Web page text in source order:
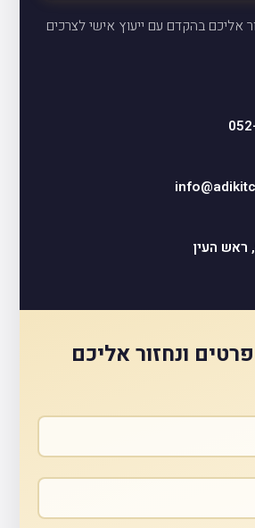
אליכם בהקדם עם ייעוץ אישי לצרכים
ונחזור אליכם